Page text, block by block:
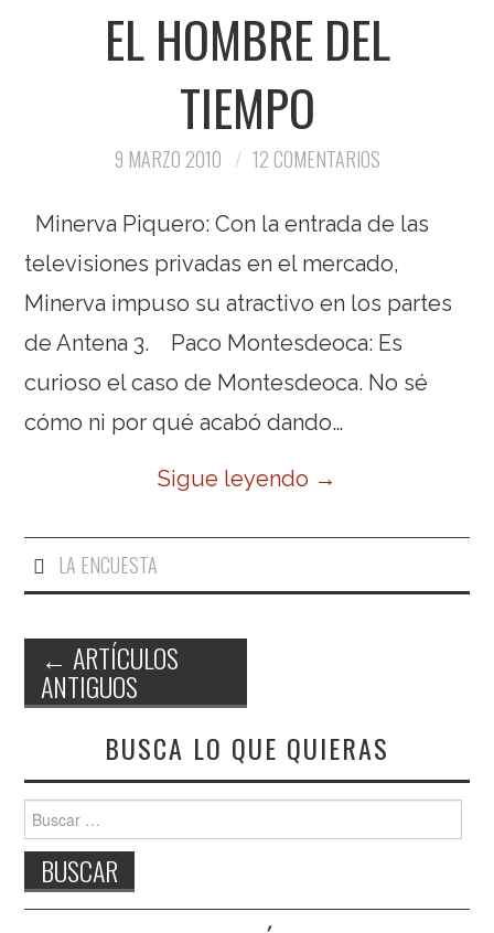
EL HOMBRE DEL
TIEMPO
9 MARZO 2010 12 COMENTARIOS
Minerva Piquero: Con la entrada de las
televisiones privadas en el mercado,
Minerva impuso su atractivo en los partes
de Antena 3. Paco Montesdeoca: Es
curioso el caso de Montesdeoca. No sé
cómo ni por qué acabó dando…
Sigue leyendo →
LA ENCUESTA
Navegación de entradas
← ARTÍCULOS
ANTIGUOS
BUSCA LO QUE QUIERAS
Buscar: